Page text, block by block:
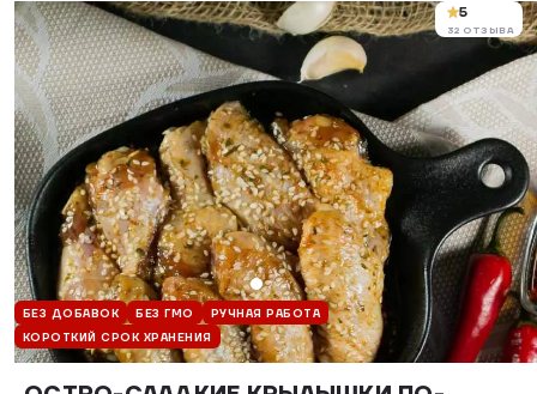
5
32 ОТЗЫВА
БЕЗ ДОБАВОК БЕЗ ГМО
РУЧНАЯ РАБОТА
КОРОТКИЙ СРОК ХРАНЕНИЯ